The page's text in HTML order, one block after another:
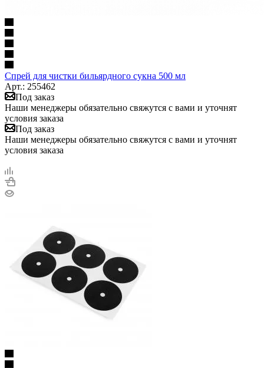
Спрей для чистки бильярдного сукна 500 мл
Арт.: 255462
Под заказ
Наши менеджеры обязательно свяжутся с вами и уточнят
условия заказа
Под заказ
Наши менеджеры обязательно свяжутся с вами и уточнят
условия заказа